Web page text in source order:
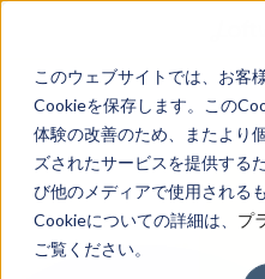
このウェブサイトでは、お客
Cookieを保存します。この
体験の改善のため、またより
ズされたサービスを提供する
び他のメディアで使用される
Cookieについての詳細は、 プ
ご覧ください。